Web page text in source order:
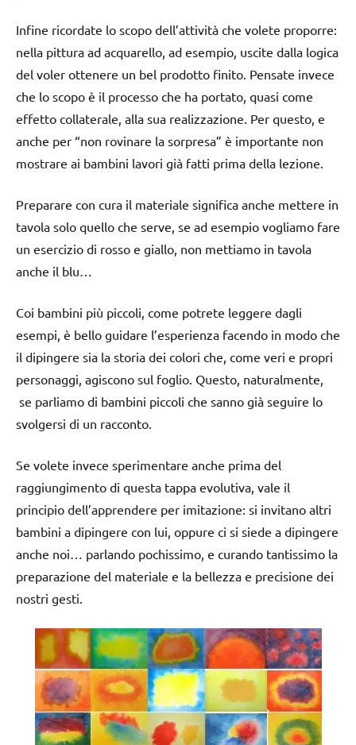
Infine ricordate lo scopo dell’attività che volete proporre:
nella pittura ad acquarello, ad esempio, uscite dalla logica
del voler ottenere un bel prodotto finito. Pensate invece
che lo scopo è il processo che ha portato, quasi come
effetto collaterale, alla sua realizzazione. Per questo, e
anche per “non rovinare la sorpresa” è importante non
mostrare ai bambini lavori già fatti prima della lezione.
Preparare con cura il materiale significa anche mettere in
tavola solo quello che serve, se ad esempio vogliamo fare
un esercizio di rosso e giallo, non mettiamo in tavola
anche il blu…
Coi bambini più piccoli, come potrete leggere dagli
esempi, è bello guidare l’esperienza facendo in modo che
il dipingere sia la storia dei colori che, come veri e propri
personaggi, agiscono sul foglio. Questo, naturalmente,
se parliamo di bambini piccoli che sanno già seguire lo
svolgersi di un racconto.
Se volete invece sperimentare anche prima del
raggiungimento di questa tappa evolutiva, vale il
principio dell’apprendere per imitazione: si invitano altri
bambini a dipingere con lui, oppure ci si siede a dipingere
anche noi… parlando pochissimo, e curando tantissimo la
preparazione del materiale e la bellezza e precisione dei
nostri gesti.